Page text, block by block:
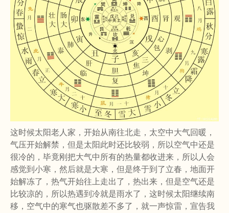
这时候太阳老人家，开始从南往北走，太空中大气回暖，
气压开始解禁，但是太阳此时还比较弱，所以空气中还是
很冷的，毕竟刚把大气中所有的热量都收进来，所以人会
感觉到小寒，然后就是大寒，但是终于到了立春，地面开
始解冻了，热气开始往上走出了，热出来，但是空气还是
比较凉的，所以热遇到冷就是雨水了，这时候太阳继续南
移，空气中的寒气也驱散差不多了，就一声惊雷，宣告我